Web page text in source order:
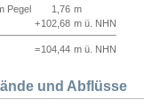
Pegel
1,76 m
+102,68 m ü. NHN
=104,44 m ü. NHN
und Abflüsse